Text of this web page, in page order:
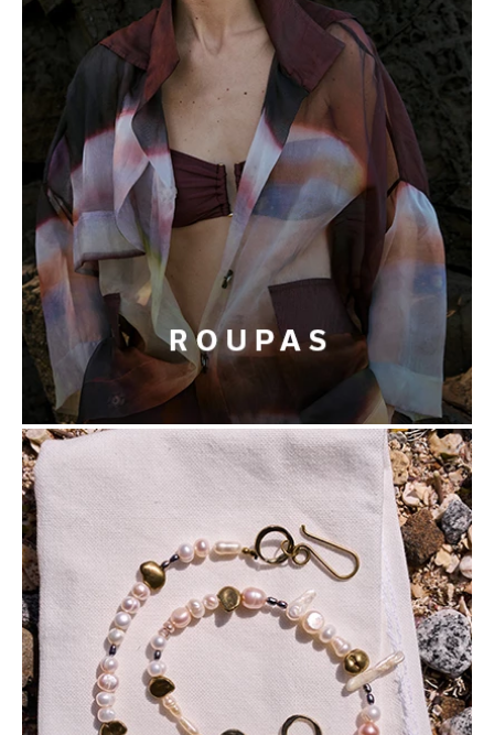
Welcome!
We noticed that you are inUnited States.
Would you like to stay on the Brazil store or
go to the international page?
Shop in Brazil International Page